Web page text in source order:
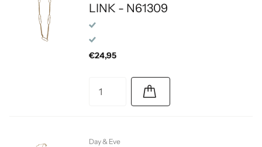
LINK - N61309
€24,95
Day & Eve